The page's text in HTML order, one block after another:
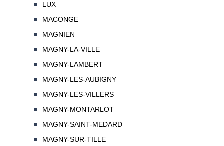
LUX
MACONGE
MAGNIEN
MAGNY-LA-VILLE
MAGNY-LAMBERT
MAGNY-LES-AUBIGNY
MAGNY-LES-VILLERS
MAGNY-MONTARLOT
MAGNY-SAINT-MEDARD
MAGNY-SUR-TILLE